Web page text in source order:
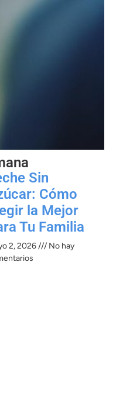
Sin
Cómo
la Mejor
Tu Familia
2, 2026
No hay